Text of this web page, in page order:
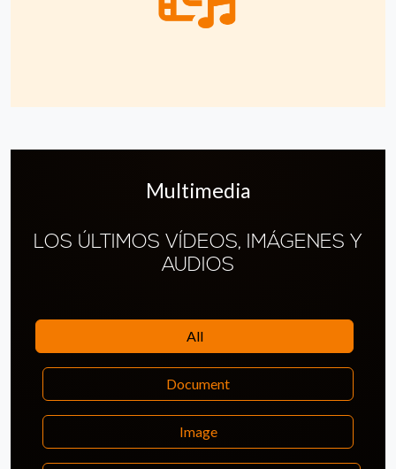
Multimedia
LOS ÚLTIMOS VÍDEOS, IMÁGENES Y
AUDIOS
All
Document
Image